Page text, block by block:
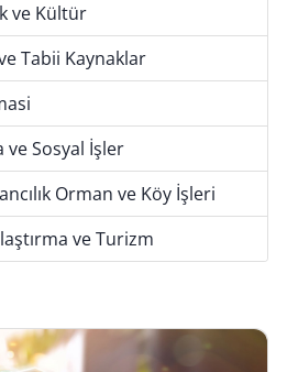
ve Kültür
Tabii Kaynaklar
ve Sosyal İşler
Orman ve Köy İşleri
ve Turizm